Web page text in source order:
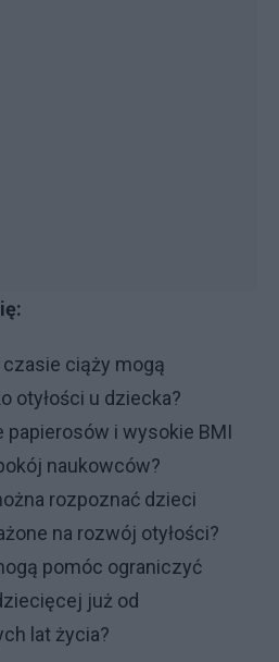
ciąży mogą
otyłości u dziecka?
papierosów i wysokie BMI
naukowców?
rozpoznać dzieci
na rozwój otyłości?
pomóc ograniczyć
już od
lat życia?